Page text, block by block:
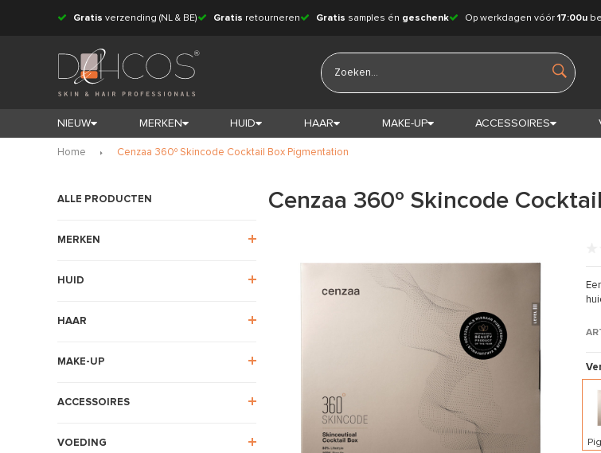
Gratis verzending (NL & BE) Gratis retourneren Gratis samples én geschenk Op werkdagen vóór 17:00u
NIEUW MERKEN HUID HAAR MAKE-UP ACCESSOIRES
Home Cenzaa 360º Skincode Cocktail Box Pigmentation
ALLE PRODUCTEN
MERKEN
HUID
HAAR
MAKE-UP
ACCESSOIRES
VOEDING
Cenzaa 360º Skincode